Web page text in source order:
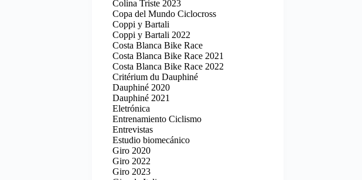
Colina Triste 2023
Copa del Mundo Ciclocross
Coppi y Bartali
Coppi y Bartali 2022
Costa Blanca Bike Race
Costa Blanca Bike Race 2021
Costa Blanca Bike Race 2022
Critérium du Dauphiné
Dauphiné 2020
Dauphiné 2021
Eletrónica
Entrenamiento Ciclismo
Entrevistas
Estudio biomecánico
Giro 2020
Giro 2022
Giro 2023